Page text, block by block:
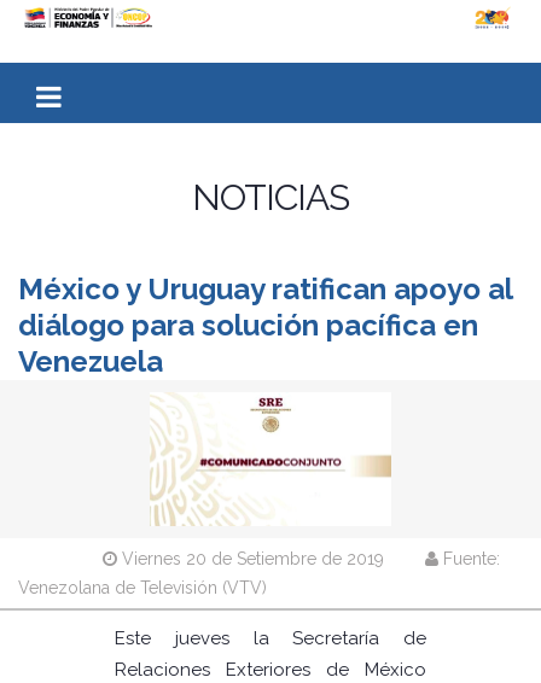
NOTICIAS
México y Uruguay ratifican apoyo al
diálogo para solución pacífica en
Venezuela
Viernes 20 de Setiembre de 2019
Fuente:
Venezolana de Televisión (VTV)
Este jueves la Secretaría de
Relaciones Exteriores de México